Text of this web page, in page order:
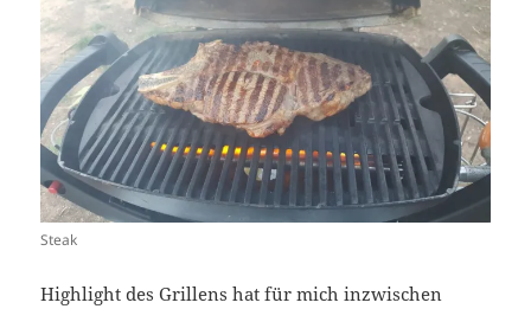
Steak
Highlight des Grillens hat für mich inzwischen